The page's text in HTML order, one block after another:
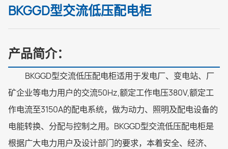
BKGGD型交流低压配电柜
产品简介：
BKGGD型交流低压配电柜适用于发电厂、变电站、厂
矿企业等电力用户的交流50Hz,额定工作电压380V,额定工
作电流至3150A的配电系统，做为动力、照明及配电设备的
电能转换、分配与控制之用。BKGGD型交流低压配电柜是
根据广大电力用户及设计部门的要求，本着安全、经济、